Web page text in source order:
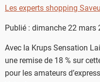
Les experts shopping
Publié : dimanche 22 mars
Avec la Krups Sensation
une remise de 18 % sur
pour les amateurs